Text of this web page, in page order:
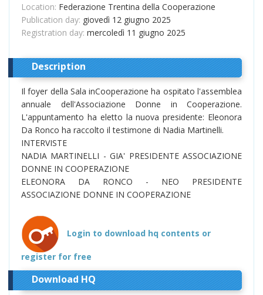
Location: Federazione Trentina della Cooperazione
Publication day: giovedì 12 giugno 2025
Registration day: mercoledì 11 giugno 2025
Description
Il foyer della Sala inCooperazione ha ospitato l'assemblea
annuale dell'Associazione Donne in Cooperazione.
L'appuntamento ha eletto la nuova presidente: Eleonora
Da Ronco ha raccolto il testimone di Nadia Martinelli.
INTERVISTE
NADIA MARTINELLI - GIA' PRESIDENTE ASSOCIAZIONE
DONNE IN COOPERAZIONE
ELEONORA DA RONCO - NEO PRESIDENTE
ASSOCIAZIONE DONNE IN COOPERAZIONE
Login to download hq contents or
register for free
Download HQ